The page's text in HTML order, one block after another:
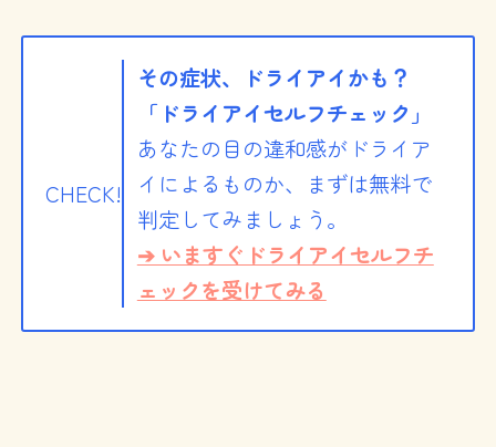
CHECK!
その症状、ドライアイかも？
「ドライアイセルフチェック」
あなたの目の違和感がドライア
イによるものか、まずは無料で
判定してみましょう。
➔ いますぐドライアイセルフチ
ェックを受けてみる